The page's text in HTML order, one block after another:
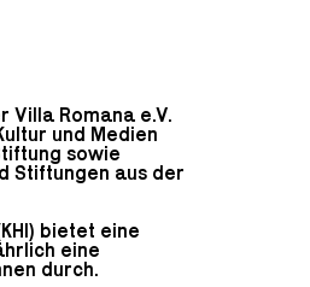
Villa Romana e.V.
und Medien
sowie
Stiftungen aus der
bietet eine
eine
durch.